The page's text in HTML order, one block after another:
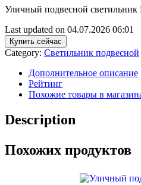
Уличный подвесной светильник
Last updated on 04.07.2026 06:01
Купить сейчас
Category: Светильник подвесной
Дополнительное описание
Рейтинг
Похожие товары в
Description
Похожих продуктов